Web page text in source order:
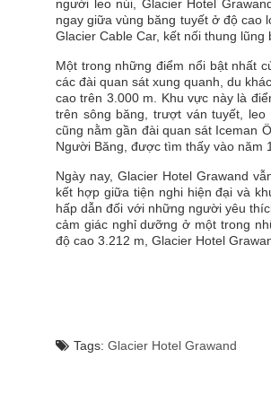
người leo núi, Glacier Hotel
ngay giữa vùng băng tuyết ở độ cao
Glacier Cable Car, kết nối thung
Một trong những điểm nổi bật nhất
các đài quan sát xung quanh, du
cao trên 3.000 m. Khu vực này là
trên sông băng, trượt ván tuyết,
cũng nằm gần đài quan sát Iceman
Người Băng, được tìm thấy vào năm
Ngày nay, Glacier Hotel Grawand
kết hợp giữa tiện nghi hiện đại và
hấp dẫn đối với những người yêu
cảm giác nghỉ dưỡng ở một trong
độ cao 3.212 m, Glacier Hotel
Tags: Glacier Hotel Grawand